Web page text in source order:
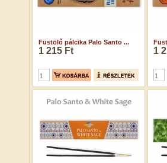
Füstölő pálcika Palo Santo ...
1 215 Ft 1